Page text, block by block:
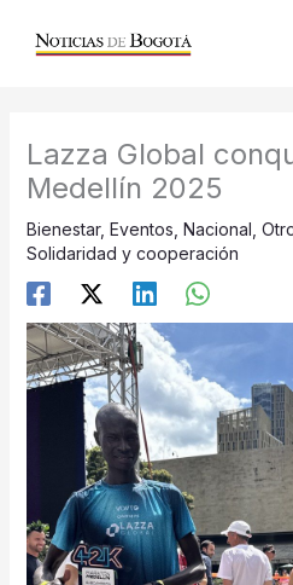
Lazza Global
Medellín 2025
Bienestar, Eventos Nacional
Solidaridad y cooperación